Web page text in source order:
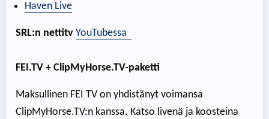
Haven Live
SRL:n nettitv YouTubessa
FEI.TV + ClipMyHorse.TV-paketti
Maksullinen FEI TV on yhdistänyt voimansa
ClipMyHorse.TV:n kanssa. Katso livenä ja koosteina